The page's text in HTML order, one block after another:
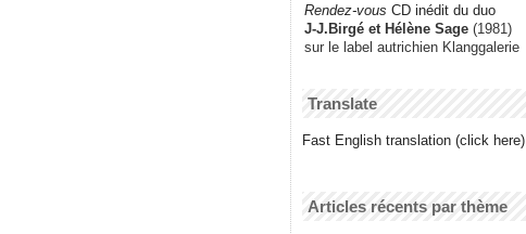
Rendez-vous CD inédit du duo
J-J.Birgé et Hélène Sage (1981)
sur le label autrichien Klanggalerie
Translate
Fast English translation (click here)
Articles récents par thème